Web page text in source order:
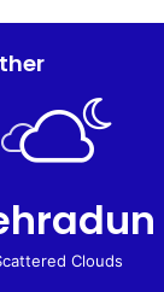
Clouds